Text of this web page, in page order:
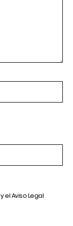
y elAviso Legal